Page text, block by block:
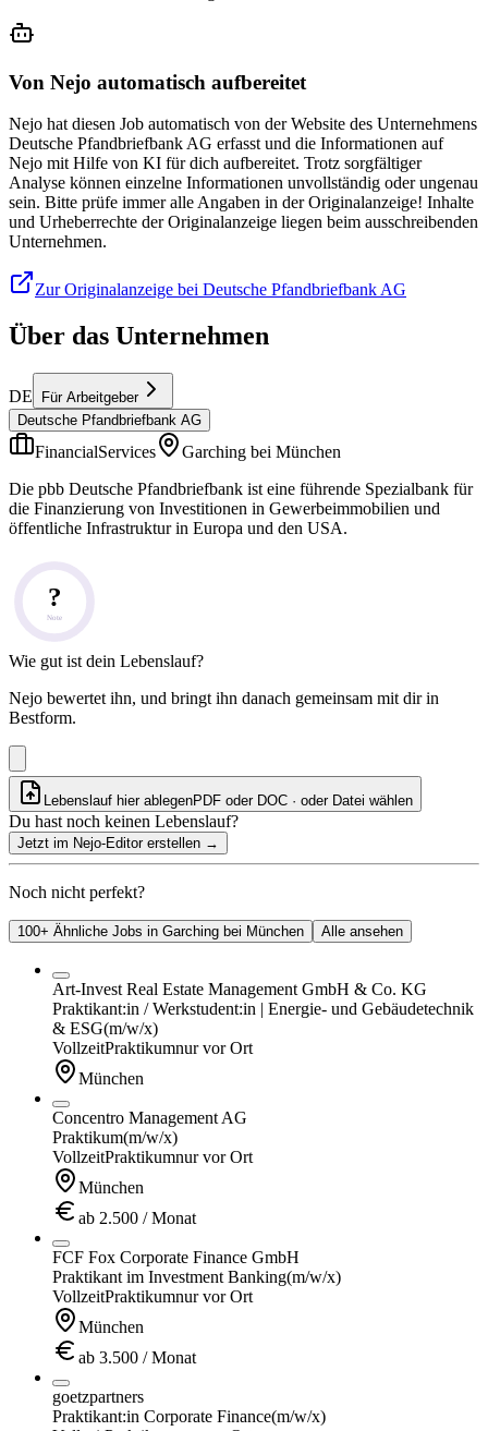
Von Nejo automatisch aufbereitet
Nejo hat diesen Job automatisch von der Website des Unternehmens
Deutsche Pfandbriefbank AG erfasst und die Informationen auf
Nejo mit Hilfe von KI für dich aufbereitet. Trotz sorgfältiger
Analyse können einzelne Informationen unvollständig oder ungenau
sein. Bitte prüfe immer alle Angaben in der Originalanzeige! Inhalte
und Urheberrechte der Originalanzeige liegen beim ausschreibenden
Unternehmen.
Zur Originalanzeige bei Deutsche Pfandbriefbank AG
Über das Unternehmen
DE
Für Arbeitgeber
Deutsche Pfandbriefbank AG
FinancialServices
Garching bei München
Die pbb Deutsche Pfandbriefbank ist eine führende Spezialbank für
die Finanzierung von Investitionen in Gewerbeimmobilien und
öffentliche Infrastruktur in Europa und den USA.
?
Note
Wie gut ist dein Lebenslauf?
Nejo bewertet ihn, und bringt ihn danach gemeinsam mit dir in
Bestform.
Lebenslauf hier ablegenPDF oder DOC · oder Datei wählen
Du hast noch keinen Lebenslauf?
Jetzt im Nejo-Editor erstellen →
Noch nicht perfekt?
100+ Ähnliche Jobs in Garching bei München Alle ansehen
Art-Invest Real Estate Management GmbH & Co. KG
Praktikant:in / Werkstudent:in | Energie- und Gebäudetechnik
& ESG(m/w/x)
VollzeitPraktikumnur vor Ort
München
Concentro Management AG
Praktikum(m/w/x)
VollzeitPraktikumnur vor Ort
München
ab 2.500 / Monat
FCF Fox Corporate Finance GmbH
Praktikant im Investment Banking(m/w/x)
VollzeitPraktikumnur vor Ort
München
ab 3.500 / Monat
goetzpartners
Praktikant:in Corporate Finance(m/w/x)